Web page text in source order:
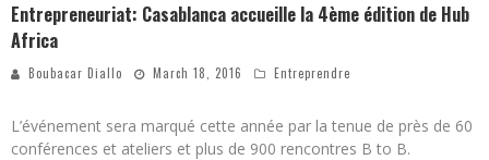
Entrepreneuriat: Casablanca accueille la 4ème édition de Hub
Africa
Boubacar Diallo March 18, 2016 Entreprendre
L’événement sera marqué cette année par la tenue de près de 60
conférences et ateliers et plus de 900 rencontres B to B.